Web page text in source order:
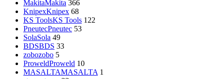
MakitaMakita 366
KnipexKnipex 68
KS ToolsKS Tools 122
PneutecPneutec 53
SolaSola 49
BDSBDS 33
zobozobo 5
ProweldProweld 10
MASALTAMASALTA 1